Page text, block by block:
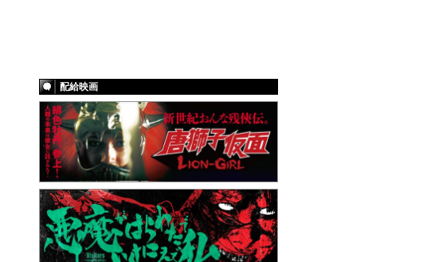
配給映画